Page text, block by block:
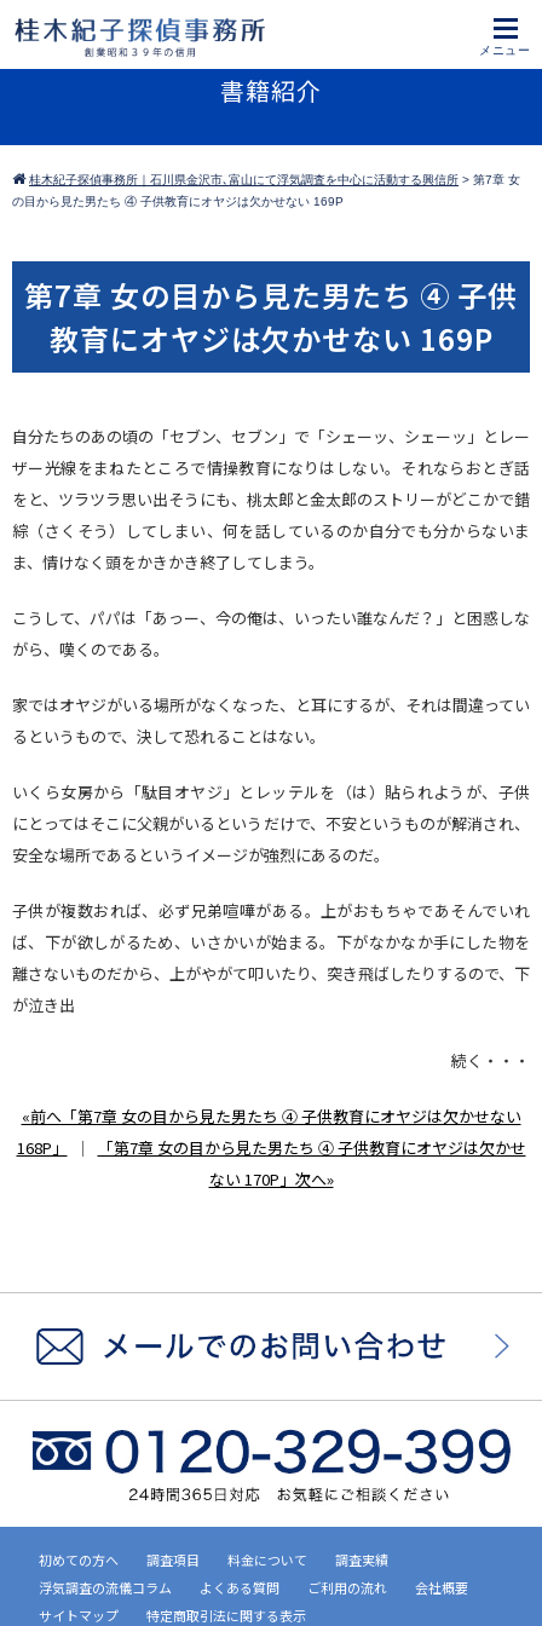
書籍紹介
桂木紀子探偵事務所｜石川県金沢市､富山にて浮気調査を中心に活動する興信所 > 第7章 女
の目から見た男たち ④ 子供教育にオヤジは欠かせない 169P
第7章 女の目から見た男たち ④ 子供
教育にオヤジは欠かせない 169P
自分たちのあの頃の「セブン、セブン」で「シェーッ、シェーッ」とレー
ザー光線をまねたところで情操教育になりはしない。それならおとぎ話
をと、ツラツラ思い出そうにも、桃太郎と金太郎のストリーがどこかで錯
綜（さくそう）してしまい、何を話しているのか自分でも分からないま
ま、情けなく頭をかきかき終了してしまう。
こうして、パパは「あっー、今の俺は、いったい誰なんだ？」と困惑しな
がら、嘆くのである。
家ではオヤジがいる場所がなくなった、と耳にするが、それは間違ってい
るというもので、決して恐れることはない。
いくら女房から「駄目オヤジ」とレッテルを（は）貼られようが、子供
にとってはそこに父親がいるというだけで、不安というものが解消され、
安全な場所であるというイメージが強烈にあるのだ。
子供が複数おれば、必ず兄弟喧嘩がある。上がおもちゃであそんでいれ
ば、下が欲しがるため、いさかいが始まる。下がなかなか手にした物を
離さないものだから、上がやがて叩いたり、突き飛ばしたりするので、下
が泣き出
続く・・・
«前へ「第7章 女の目から見た男たち ④ 子供教育にオヤジは欠かせない
168P」
｜
「第7章 女の目から見た男たち ④ 子供教育にオヤジは欠かせ
ない 170P」次へ»
初めての方へ 調査項目 料金について
調査実績
浮気調査の流儀コラム
よくある質問 ご利用の流れ
会社概要
サイトマップ
特定商取引法に関する表示